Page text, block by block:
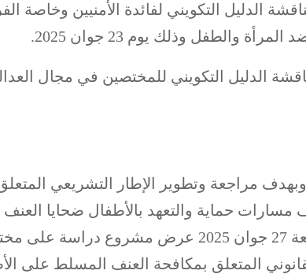
الدليل التكويني لفائدة الأمنيين وخاصة
والطفل وذلك يوم 23 جوان 2025.
مراجعة وتطوير الإطار التشريعي
مسارات حماية والتعهد بالأطفال ضحايا
الأسرة اليوم الجمعة 27 جوان 2025 عرض مشروع
المتعلق بمكافحة العنف المسلط على